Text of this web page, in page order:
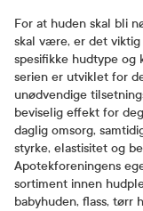
For at huden skal bli
skal være, er det viktig
spesifikke hudtype og
serien er utviklet for
unødvendige
beviselig effekt for
daglig omsorg,
styrke, elastisitet og
Apotekforeningens
sortiment innen
babyhuden, flass, tørr